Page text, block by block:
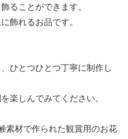
ることができます。
飾れるお品です。
ひとつひとつ丁寧に制作し
楽しんでみてください。
素材で作られた観賞用のお花